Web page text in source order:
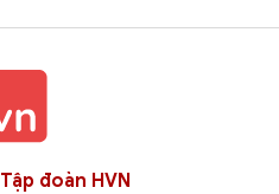
Tập đoàn HVN